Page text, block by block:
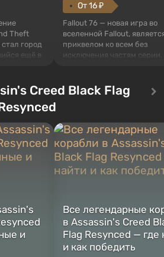
Theft
город
ещё в
Майкла,
между
От 16 ₽
Fallout 76 — новая игра во
вселенной Fallout,
приквелом ко всем без
исключения частям серии.
Оно же, по задумке
Vault-Tec, должно
Место действия Fallout...
Creed Black Flag
и
Все легендарные
в Assassin's Creed
Flag Resynced — где
и как победить